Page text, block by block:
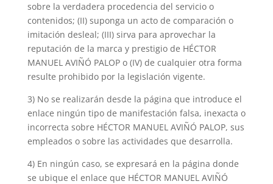
sobre la verdadera procedencia del servicio o
contenidos; (II) suponga un acto de comparación o
imitación desleal; (III) sirva para aprovechar la
reputación de la marca y prestigio de HÉCTOR
MANUEL AVIÑÓ PALOP o (IV) de cualquier otra forma
resulte prohibido por la legislación vigente.
3) No se realizarán desde la página que introduce el
enlace ningún tipo de manifestación falsa, inexacta o
incorrecta sobre HÉCTOR MANUEL AVIÑÓ PALOP, sus
empleados o sobre las actividades que desarrolla.
4) En ningún caso, se expresará en la página donde
se ubique el enlace que HÉCTOR MANUEL AVIÑÓ